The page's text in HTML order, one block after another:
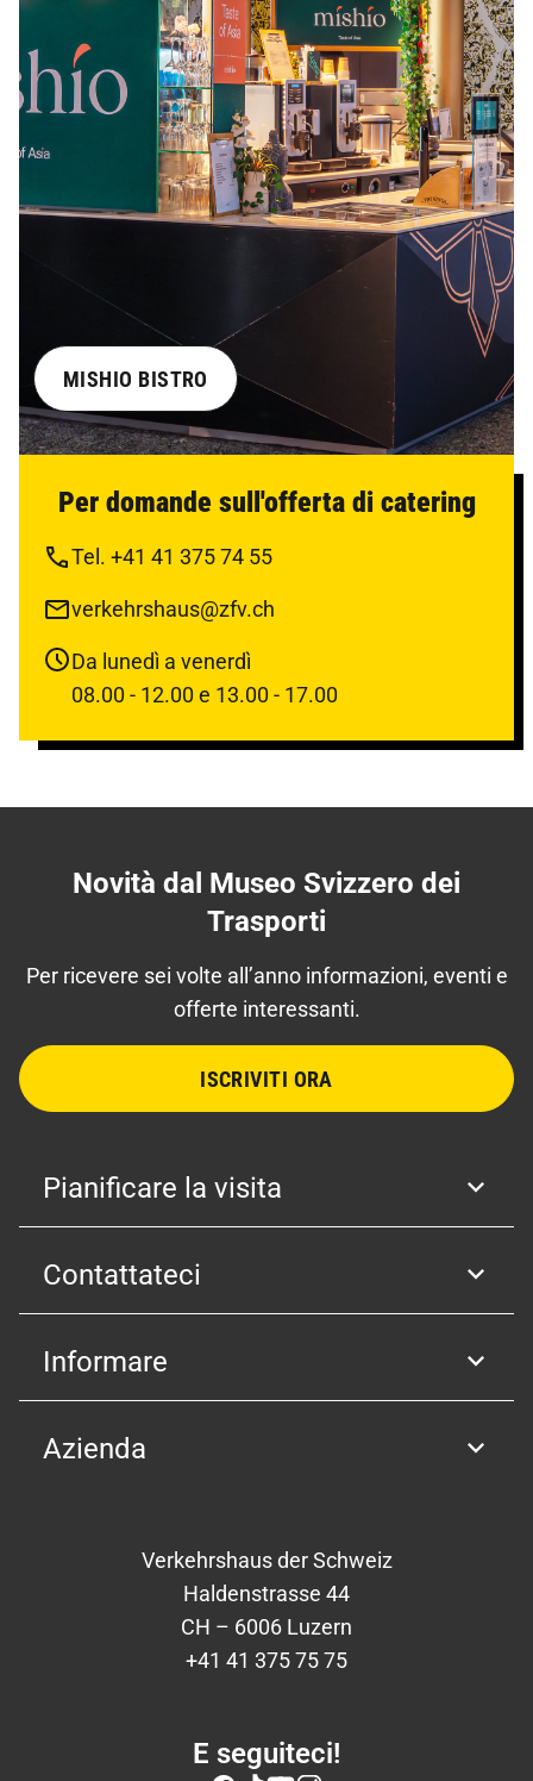
MISHIO BISTRO
Per domande sull'offerta di catering
Tel. +41 41 375 74 55
verkehrshaus@zfv.ch
Da lunedì a venerdì
08.00 - 12.00 e 13.00 - 17.00
Novità dal Museo Svizzero dei
Trasporti
Per ricevere sei volte all’anno informazioni, eventi e
offerte interessanti.
ISCRIVITI ORA
Pianificare la visita
Contattateci
Informare
Azienda
Verkehrshaus der Schweiz
Haldenstrasse 44
CH – 6006 Luzern
+41 41 375 75 75
E seguiteci!